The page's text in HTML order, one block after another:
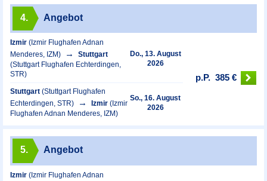
4. Angebot
Izmir (Izmir Flughafen Adnan
Menderes, IZM)
Stuttgart
(Stuttgart Flughafen Echterdingen,
STR)
Do., 13. August
2026
Stuttgart (Stuttgart Flughafen
Echterdingen, STR)
Izmir (Izmir
Flughafen Adnan Menderes, IZM)
So., 16. August
2026
p.P. 385 €
5. Angebot
Izmir (Izmir Flughafen Adnan